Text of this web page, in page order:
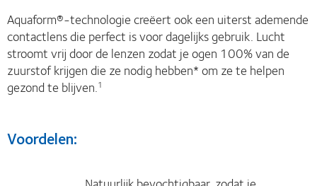
Aquaform®-technologie creëert ook een uiterst ademende
contactlens die perfect is voor dagelijks gebruik. Lucht
stroomt vrij door de lenzen zodat je ogen 100% van de
zuurstof krijgen die ze nodig hebben* om ze te helpen
gezond te blijven.1
Voordelen: